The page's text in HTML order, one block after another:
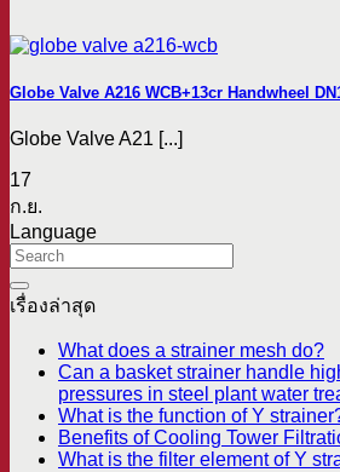
Globe Valve A216 WCB+13cr Handwheel
Globe Valve A21 [...]
17
ก.ย.
Language
เรื่องล่าสุด
What does a strainer mesh do?
Can a basket strainer handle
pressures in steel plant water
What is the function of Y
Benefits of Cooling Tower
What is the filter element of Y